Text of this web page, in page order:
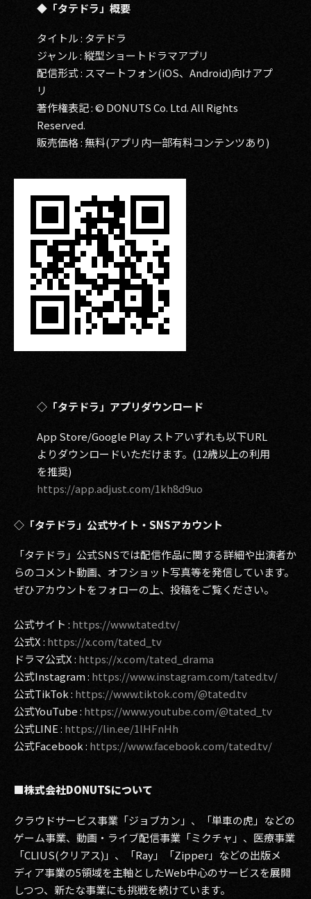
◆「タテドラ」概要
タイトル : タテドラ
ジャンル : 縦型ショートドラマアプリ
配信形式 : スマートフォン(iOS、Android)向けアプ
リ
著作権表記 : © DONUTS Co. Ltd. All Rights
Reserved.
販売価格 : 無料(アプリ内一部有料コンテンツあり)
◇「タテドラ」アプリダウンロード
App Store/Google Play ストアいずれも以下URL
よりダウンロードいただけます。(12歳以上の利用
を推奨)
https://app.adjust.com/1kh8d9uo
◇「タテドラ」公式サイト・SNSアカウント
「タテドラ」公式SNSでは配信作品に関する詳細や出演者か
らのコメント動画、オフショット写真等を発信しています。
ぜひアカウントをフォローの上、投稿をご覧ください。
公式サイト : https://www.tated.tv/
公式X : https://x.com/tated_tv
ドラマ公式X : https://x.com/tated_drama
公式Instagram : https://www.instagram.com/tated.tv/
公式TikTok : https://www.tiktok.com/@tated.tv
公式YouTube : https://www.youtube.com/@tated_tv
公式LINE : https://lin.ee/1lHFnHh
公式Facebook : https://www.facebook.com/tated.tv/
■株式会社DONUTSについて
クラウドサービス事業「ジョブカン」、「単車の虎」などの
ゲーム事業、動画・ライブ配信事業「ミクチャ」、医療事業
「CLIUS(クリアス)」、「Ray」「Zipper」などの出版メ
ディア事業の5領域を主軸としたWeb中心のサービスを展開
しつつ、新たな事業にも挑戦を続けています。